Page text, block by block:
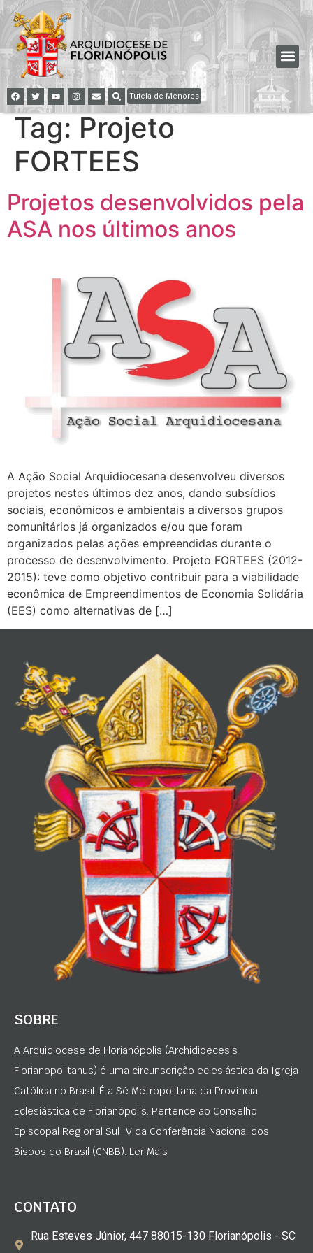
Tutela de Menores
Tag: Projeto
FORTEES
Projetos desenvolvidos pela
ASA nos últimos anos
A Ação Social Arquidiocesana desenvolveu diversos
projetos nestes últimos dez anos, dando subsídios
sociais, econômicos e ambientais a diversos grupos
comunitários já organizados e/ou que foram
organizados pelas ações empreendidas durante o
processo de desenvolvimento. Projeto FORTEES (2012-
2015): teve como objetivo contribuir para a viabilidade
econômica de Empreendimentos de Economia Solidária
(EES) como alternativas de […]
SOBRE
A Arquidiocese de Florianópolis (Archidioecesis
Florianopolitanus) é uma circunscrição eclesiástica da Igreja
Católica no Brasil. É a Sé Metropolitana da Província
Eclesiástica de Florianópolis. Pertence ao Conselho
Episcopal Regional Sul IV da Conferência Nacional dos
Bispos do Brasil (CNBB). Ler Mais
CONTATO
Rua Esteves Júnior, 447 88015-130 Florianópolis - SC